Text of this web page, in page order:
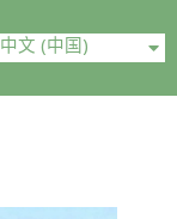
中文 (中国)
English